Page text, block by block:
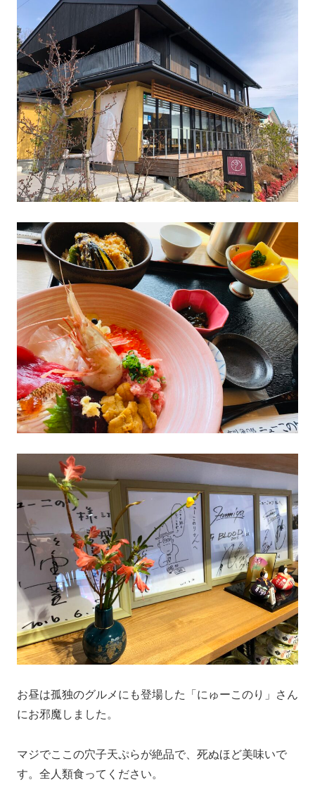
お昼は孤独のグルメにも登場した「にゅーこのり」さん
にお邪魔しました。
マジでここの穴子天ぷらが絶品で、死ぬほど美味いで
す。全人類食ってください。